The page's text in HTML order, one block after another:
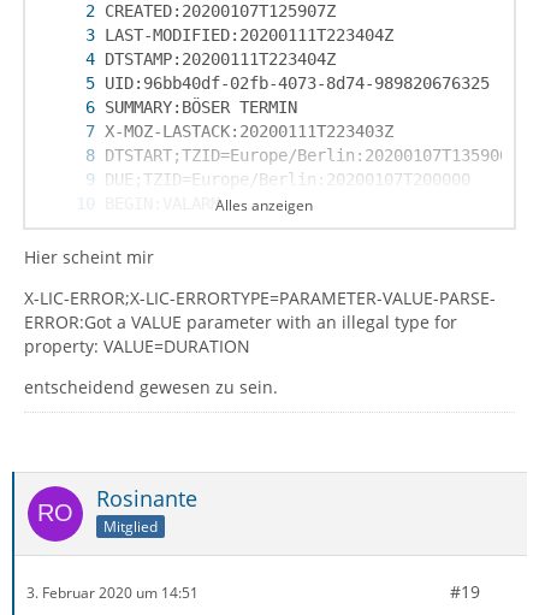
Alles anzeigen
Hier scheint mir
X-LIC-ERROR;X-LIC-ERRORTYPE=PARAMETER-VALUE-PARSE-
ERROR:Got a VALUE parameter with an illegal type for
property: VALUE=DURATION
entscheidend gewesen zu sein.
Rosinante
Mitglied
3. Februar 2020 um 14:51 #19